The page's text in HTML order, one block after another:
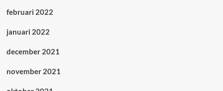
februari 2022
januari 2022
december 2021
november 2021